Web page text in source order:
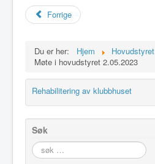
Medlemsskap
Forrige
Du er her: Hjem
Hovudstyret
Møte i hovudstyret 2.05.2023
Rehabilitering av klubbhuset
Søk
søk
…